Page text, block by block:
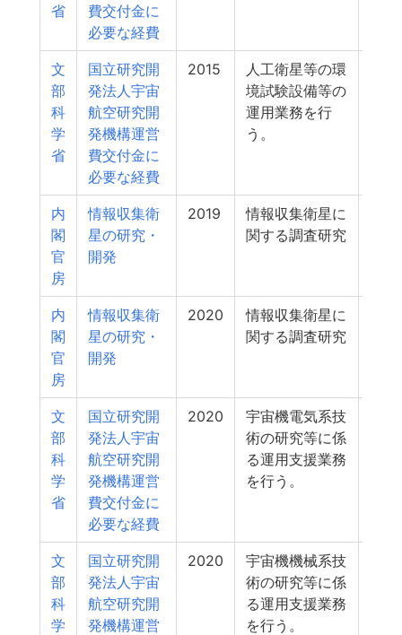
省
費交付金に
必要な経費
文
部
科
学
省
国立研究開
発法人宇宙
航空研究開
発機構運営
費交付金に
必要な経費
2015
人工衛星等の環
境試験設備等の
運用業務を行
う。
内
閣
官
房
情報収集衛
星の研究・
開発
2019
情報収集衛星に
関する調査研究
内
閣
官
房
情報収集衛
星の研究・
開発
2020
情報収集衛星に
関する調査研究
文
部
科
学
省
国立研究開
発法人宇宙
航空研究開
発機構運営
費交付金に
必要な経費
2020
宇宙機電気系技
術の研究等に係
る運用支援業務
を行う。
文
部
科
学
国立研究開
発法人宇宙
航空研究開
発機構運営
2020
宇宙機機械系技
術の研究等に係
る運用支援業務
を行う。